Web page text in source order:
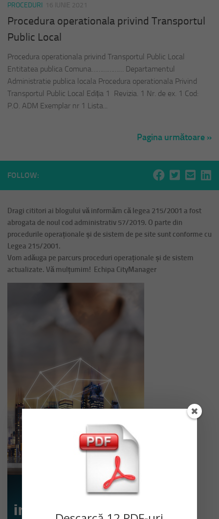
PROCEDURI 16 IUNIE 2021
Procedura operationala privind Transportul
Public Local
Procedura operationala privind Transportul Public Local
Entitatea publica Comuna……………… Departamentul
Administratie publica locala Procedura operationala Privind
Transportul Public Local Ediția 1 Revizia. 1 Nr. de ex. 1 Cod:
P.O. ADM Exemplar nr 1 Lista...
Pagina următoare »
FOLLOW:
Dragi cititori ai blogului vă informăm că legea 215/2001 a fost
abrogata de noul cod administrativ 57/2019. O parte din
procedurile operaționale și de sistem de pe site sunt conforme cu
Legea 215/2001.
Vom adăuga pe parcurs proceduri operaționale și de sistem
actualizate. Vă mulțumim! Echipa CityManager